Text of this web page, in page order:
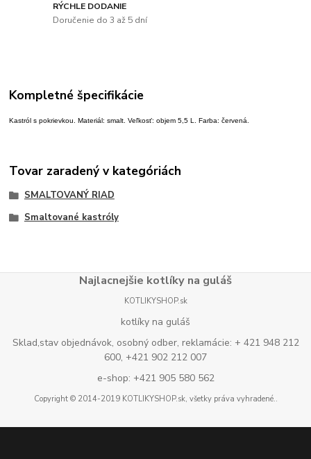
RÝCHLE DODANIE
Doručenie do 3 až 5 dní
Kompletné špecifikácie
Kastról s pokrievkou. Materiál: smalt. Veľkosť: objem 5,5 L. Farba: červená.
Tovar zaradený v kategóriách
SMALTOVANÝ RIAD
Smaltované kastróly
Najlacnejšie kotlíky na guláš
KOTLIKYSHOP.sk
kotlíky na guláš
Sklad,stav objednávok, osobný odber, reklamácie: + 421 948 212
600, +421 902 212 007
e-shop: +421 905 580 562
Copyright © 2014-2019 KOTLIKYSHOP.sk, všetky práva vyhradené..